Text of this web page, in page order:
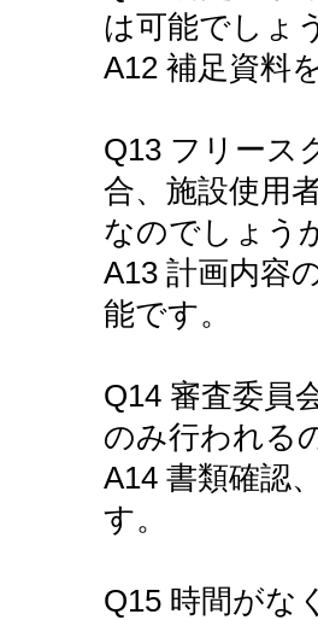
は可能でしょ
A12 補足資料
Q13 フリース
合、施設使用
なのでしょう
A13 計画内容
能です。
Q14 審査委員
のみ行われる
A14 書類確認
す。
Q15 時間がな